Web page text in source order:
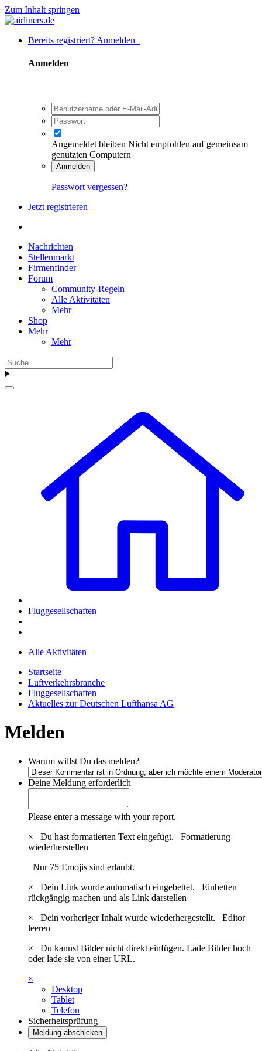
Zum Inhalt springen
Bereits registriert? Anmelden
Anmelden
Angemeldet bleiben Nicht empfohlen auf gemeinsam
genutzten Computern
Anmelden
Passwort vergessen?
Jetzt registrieren
Nachrichten
Stellenmarkt
Firmenfinder
Forum
Community-Regeln
Alle Aktivitäten
Mehr
Shop
Mehr
Mehr
Fluggesellschaften
Alle Aktivitäten
Startseite
Luftverkehrsbranche
Fluggesellschaften
Aktuelles zur Deutschen Lufthansa AG
Melden
Warum willst Du das melden?
Deine Meldung erforderlich
Please enter a message with your report.
×
Du hast formatierten Text eingefügt. Formatierung
wiederherstellen
Nur 75 Emojis sind erlaubt.
×
Dein Link wurde automatisch eingebettet. Einbetten
rückgängig machen und als Link darstellen
×
Dein vorheriger Inhalt wurde wiederhergestellt. Editor
leeren
×
Du kannst Bilder nicht direkt einfügen. Lade Bilder hoch
oder lade sie von einer URL.
×
Desktop
Tablet
Telefon
Sicherheitsprüfung
Meldung abschicken